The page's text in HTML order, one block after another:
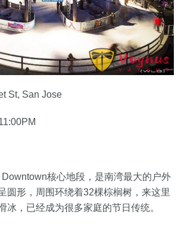
St, San Jose
核心地段，是南湾最大的户外
圆形，周围环绕着32棵棕榈树，来这里
冰，已经成为很多家庭的节日传统。